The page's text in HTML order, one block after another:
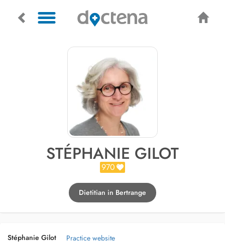
STÉPHANIE GILOT
970
Dietitian in Bertrange
Stéphanie Gilot
Practice website